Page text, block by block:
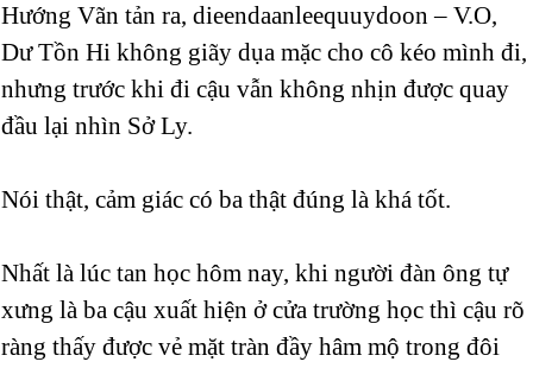
Hướng Vãn tản ra, dieendaanleequuydoon – V.O,
Dư Tồn Hi không giãy dụa mặc cho cô kéo mình đi,
nhưng trước khi đi cậu vẫn không nhịn được quay
đầu lại nhìn Sở Ly.
Nói thật, cảm giác có ba thật đúng là khá tốt.
Nhất là lúc tan học hôm nay, khi người đàn ông tự
xưng là ba cậu xuất hiện ở cửa trường học thì cậu rõ
ràng thấy được vẻ mặt tràn đầy hâm mộ trong đôi